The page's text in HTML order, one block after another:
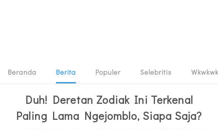
Beranda Berita Populer Selebritis Wkwkwk
Duh! Deretan Zodiak Ini Terkenal
Paling Lama Ngejomblo, Siapa Saja?